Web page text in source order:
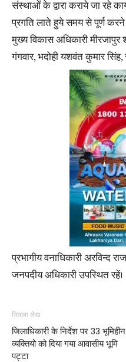
संस्थाओं के द्वारा कराये जा रहे
प्रगति लाते हुये समय से पूर्ण करने
मुख्य विकास अधिकारी मीरजापुर
गंगवार, भदोही यशवंत कुमार
प्रभागीय वनाधिकारी अरविन्द
जनपदीय अधिकारी उपस्थित रहें।
पिछला लेख
जिलाधिकारी के निर्देश पर 33 भूमिहीन
व्यक्तियो को दिया गया आवासीय भूमि
पट्टा